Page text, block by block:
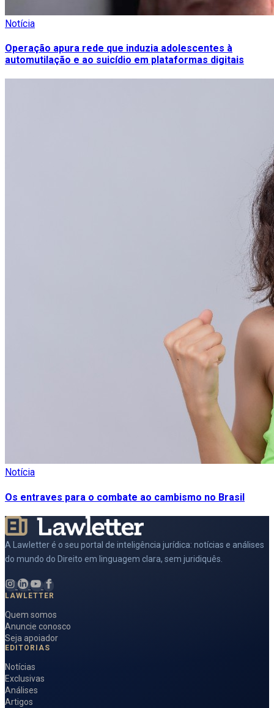
Notícia
Operação apura rede que induzia adolescentes à
automutilação e ao suicídio em plataformas digitais
Notícia
Os entraves para o combate ao cambismo no Brasil
A Lawletter é o seu portal de inteligência jurídica: notícias e análises
do mundo do Direito em linguagem clara, sem juridiquês.
LAWLETTER
Quem somos
Anuncie conosco
Seja apoiador
EDITORIAS
Notícias
Exclusivas
Análises
Artigos